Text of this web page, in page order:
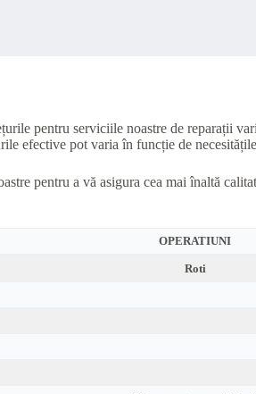
pentru serviciile noastre de reparații
efective pot varia în funcție de
pentru a vă asigura cea mai înaltă
OPERATIUNI
Roti